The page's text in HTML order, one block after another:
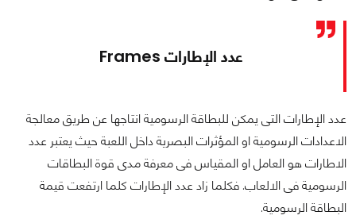
عدد الإطارات Frames
عدد الإطارات التى يمكن للبطاقة الرسومية انتاجها عن طريق معالجة
الاعدادات الرسومية او المؤثرات البصرية داخل اللعبة حيث يعتبر عدد
الاطارات هو العامل او المقياس فى معرفة مدى قوة البطاقات
الرسومية فى الالعاب. فكلما زاد عدد الإطارات كلما ارتفعت قيمة
البطاقة الرسومية.